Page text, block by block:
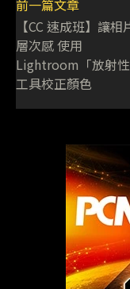
前一篇文章
【CC 速成班】讓相
層次感 使用
Lightroom「放射性
工具校正顏色